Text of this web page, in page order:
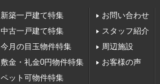
新築一戸建て特集
中古一戸建て特集
今月の目玉物件特集
敷金・礼金0円物件特集
ペット可物件特集
お問い合わせ
スタッフ紹介
周辺施設
お客様の声